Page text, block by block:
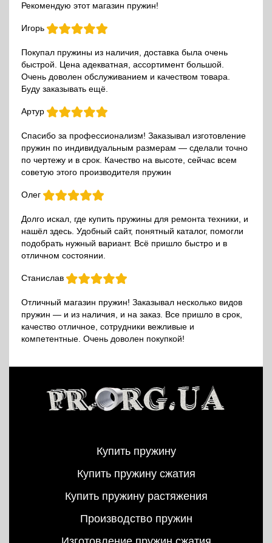
Рекомендую этот магазин пружин!
Игорь
Покупал пружины из наличия, доставка была очень
быстрой. Цена адекватная, ассортимент большой.
Очень доволен обслуживанием и качеством товара.
Буду заказывать ещё.
Артур
Спасибо за профессионализм! Заказывал изготовление
пружин по индивидуальным размерам — сделали точно
по чертежу и в срок. Качество на высоте, сейчас всем
советую этого производителя пружин
Олег
Долго искал, где купить пружины для ремонта техники, и
нашёл здесь. Удобный сайт, понятный каталог, помогли
подобрать нужный вариант. Всё пришло быстро и в
отличном состоянии.
Станислав
Отличный магазин пружин! Заказывал несколько видов
пружин — и из наличия, и на заказ. Все пришло в срок,
качество отличное, сотрудники вежливые и
компетентные. Очень доволен покупкой!
Купить пружину
Купить пружину сжатия
Купить пружину растяжения
Производство пружин